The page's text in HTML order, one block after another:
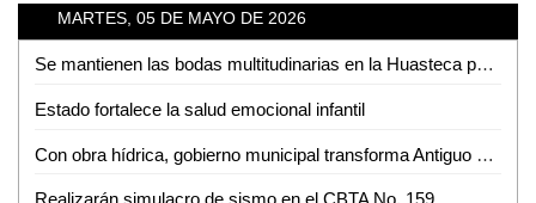
MARTES, 05 DE MAYO DE 2026
Se mantienen las bodas multitudinarias en la Huasteca pese a nuevas tendencias
Estado fortalece la salud emocional infantil
Con obra hídrica, gobierno municipal transforma Antiguo Tambolón
Realizarán simulacro de sismo en el CBTA No. 159